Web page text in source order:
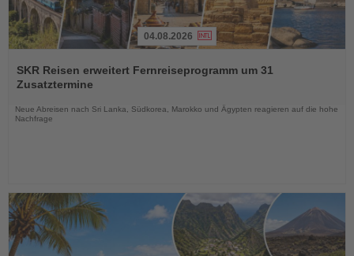
Sie
die
04.08.2026
SKR Reisen erweitert Fernreiseprogramm um 31
Zusatztermine
Neue Abreisen nach Sri Lanka, Südkorea, Marokko und Ägypten reagieren auf die hohe
Nachfrage